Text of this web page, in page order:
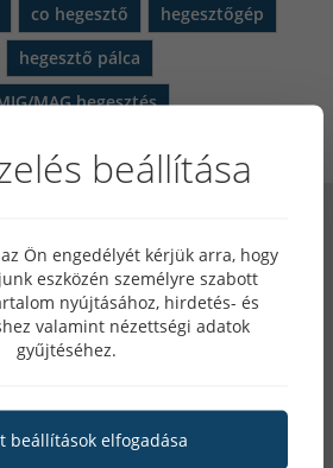
co hegesztő
hegesztőgép
hegesztő pálca
MAG hegesztés
TÉMÁK
beállítása
Ön engedélyét kérjük arra, hogy
eszközén személyre szabott
nyújtásához, hirdetés- és
valamint nézettségi adatok
gyűjtéséhez.
beállítások elfogadása